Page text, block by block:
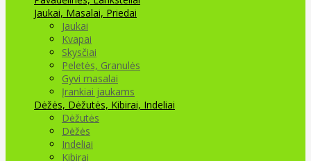
Jaukai, Masalai, Priedai
Jaukai
Kvapai
Skysčiai
Peletės, Granulės
Gyvi masalai
Įrankiai jaukams
Dėžės, Dėžutės, Kibirai, Indeliai
Dėžutės
Dėžės
Indeliai
Kibirai